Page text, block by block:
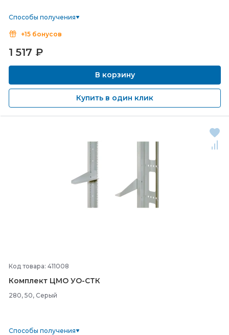
Способы получения
+15 бонусов
1 517 ₽
В корзину
Купить в один клик
Код товара: 411008
Комплект ЦМО УО-СТК
280, 50, Серый
Способы получения